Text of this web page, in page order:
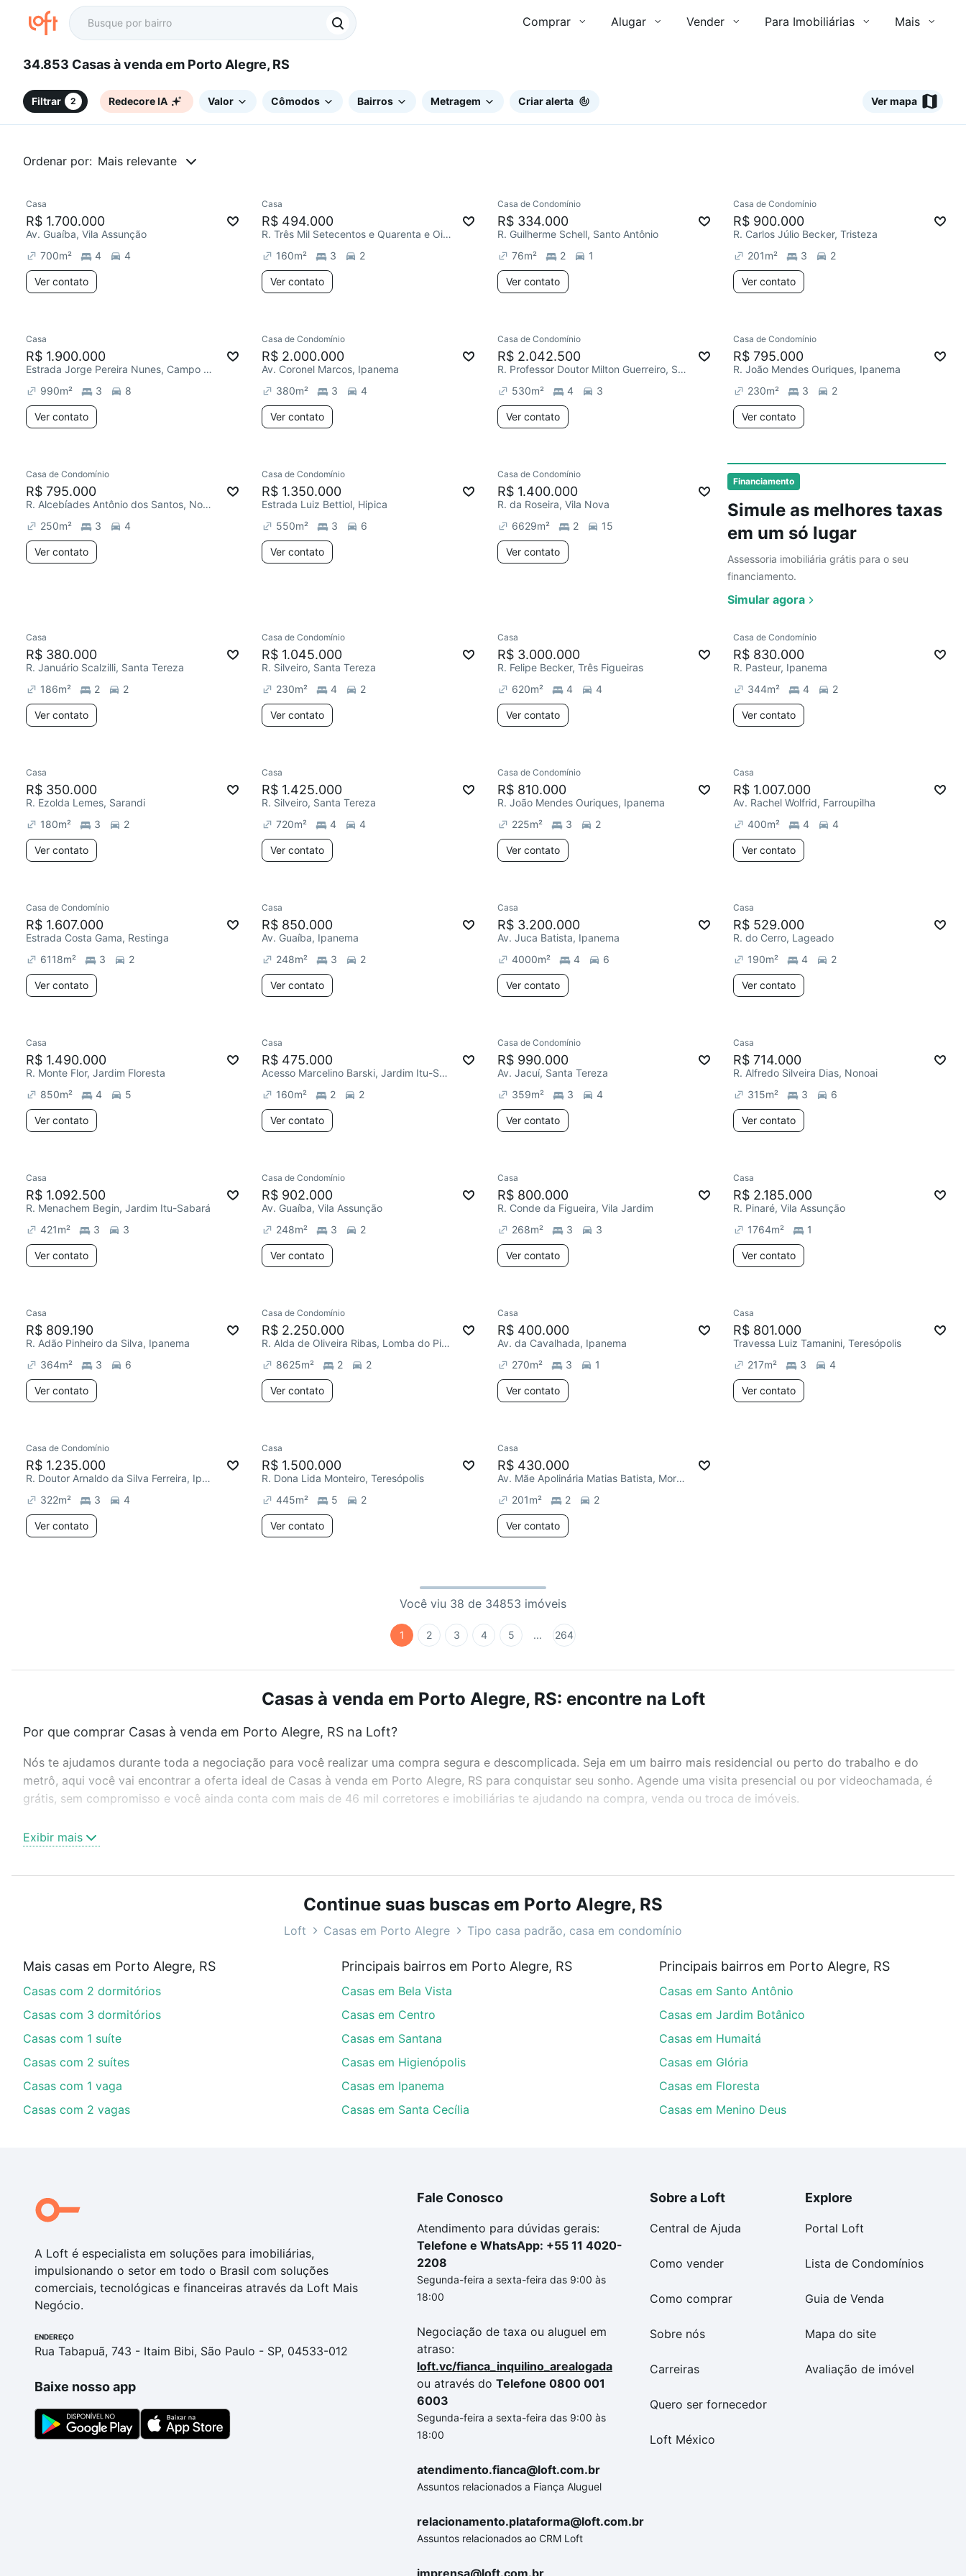
Comprar Alugar Vender Para Imobiliárias Mais
34.853 Casas à venda em Porto Alegre, RS
Filtrar 2 Redecore IA Valor Cômodos Bairros Metragem Criar alerta Ver mapa
Ordenar por: Mais relevante
Financiamento
Simule as melhores taxas
em um só lugar
Assessoria imobiliária grátis para o seu
financiamento.
Simular agora
Chegou este mês
Casa
R$ 1.700.000
Av. Guaíba, Vila Assunção
700m² 4 4
Ver contato
Casa
R$ 494.000
R. Três Mil Setecentos e Quarenta e Oito, Agronomia
160m² 3 2
Ver contato
Redecorar
Casa de Condomínio
R$ 334.000
R. Guilherme Schell, Santo Antônio
76m² 2 1
Ver contato
Redecorar
Casa de Condomínio
R$ 900.000
R. Carlos Júlio Becker, Tristeza
201m² 3 2
Ver contato
Casa
R$ 1.900.000
Estrada Jorge Pereira Nunes, Campo Novo
990m² 3 8
Ver contato
Redecorar
Casa de Condomínio
R$ 2.000.000
Av. Coronel Marcos, Ipanema
380m² 3 4
Ver contato
Redecorar
Casa de Condomínio
R$ 2.042.500
R. Professor Doutor Milton Guerreiro, Santa Tereza
530m² 4 3
Ver contato
Redecorar
Casa de Condomínio
R$ 795.000
R. João Mendes Ouriques, Ipanema
230m² 3 2
Ver contato
Redecorar
Ver
Casa de Condomínio
R$ 795.000
R. Alcebíades Antônio dos Santos, Nonoai
250m² 3 4
Ver contato
Casa de Condomínio
R$ 1.350.000
Estrada Luiz Bettiol, Hipica
550m² 3 6
Ver contato
Casa de Condomínio
R$ 1.400.000
R. da Roseira, Vila Nova
6629m² 2 15
Ver contato
Casa
R$ 380.000
R. Januário Scalzilli, Santa Tereza
186m² 2 2
Ver contato
Casa de Condomínio
R$ 1.045.000
R. Silveiro, Santa Tereza
230m² 4 2
Ver contato
Casa
R$ 3.000.000
R. Felipe Becker, Três Figueiras
620m² 4 4
Ver contato
Casa de Condomínio
R$ 830.000
R. Pasteur, Ipanema
344m² 4 2
Ver contato
Casa
R$ 350.000
R. Ezolda Lemes, Sarandi
180m² 3 2
Ver contato
Casa
R$ 1.425.000
R. Silveiro, Santa Tereza
720m² 4 4
Ver contato
Casa de Condomínio
R$ 810.000
R. João Mendes Ouriques, Ipanema
225m² 3 2
Ver contato
Casa
R$ 1.007.000
Av. Rachel Wolfrid, Farroupilha
400m² 4 4
Ver contato
Casa de Condomínio
R$ 1.607.000
Estrada Costa Gama, Restinga
6118m² 3 2
Ver contato
Casa
R$ 850.000
Av. Guaíba, Ipanema
248m² 3 2
Ver contato
Casa
R$ 3.200.000
Av. Juca Batista, Ipanema
4000m² 4 6
Ver contato
Casa
R$ 529.000
R. do Cerro, Lageado
190m² 4 2
Ver contato
Casa
R$ 1.490.000
R. Monte Flor, Jardim Floresta
850m² 4 5
Ver contato
Casa
R$ 475.000
Acesso Marcelino Barski, Jardim Itu-Sabará
160m² 2 2
Ver contato
Casa de Condomínio
R$ 990.000
Av. Jacuí, Santa Tereza
359m² 3 4
Ver contato
Casa
R$ 714.000
R. Alfredo Silveira Dias, Nonoai
315m² 3 6
Ver contato
Casa
R$ 1.092.500
R. Menachem Begin, Jardim Itu-Sabará
421m² 3 3
Ver contato
Casa de Condomínio
R$ 902.000
Av. Guaíba, Vila Assunção
248m² 3 2
Ver contato
Casa
R$ 800.000
R. Conde da Figueira, Vila Jardim
268m² 3 3
Ver contato
Casa
R$ 2.185.000
R. Pinaré, Vila Assunção
1764m² 1
Ver contato
Casa
R$ 809.190
R. Adão Pinheiro da Silva, Ipanema
364m² 3 6
Ver contato
Casa de Condomínio
R$ 2.250.000
R. Alda de Oliveira Ribas, Lomba do Pinheiro
8625m² 2 2
Ver contato
Casa
R$ 400.000
Av. da Cavalhada, Ipanema
270m² 3 1
Ver contato
Casa
R$ 801.000
Travessa Luiz Tamanini, Teresópolis
217m² 3 4
Ver contato
Casa de Condomínio
R$ 1.235.000
R. Doutor Arnaldo da Silva Ferreira, Ipanema
322m² 3 4
Ver contato
Casa
R$ 1.500.000
R. Dona Lida Monteiro, Teresópolis
445m² 5 2
Ver contato
Casa
R$ 430.000
Av. Mãe Apolinária Matias Batista, Morro Santana
201m² 2 2
Ver contato
Você viu 38 de 34853 imóveis
1 2 3 4 5 ... 264
Casas à venda em Porto Alegre, RS: encontre na Loft
Por que comprar Casas à venda em Porto Alegre, RS na Loft?
Nós te ajudamos durante toda a negociação para você realizar uma compra segura e descomplicada. Seja em um bairro mais residencial ou perto do trabalho e do
metrô, aqui você vai encontrar a oferta ideal de Casas à venda em Porto Alegre, RS para conquistar seu sonho. Agende uma visita presencial ou por videochamada, é
grátis, sem compromisso e você ainda conta com mais de 46 mil corretores e imobiliárias te ajudando na compra, venda ou troca de imóveis.
ou sem vaga de garagem para combinar perfeitamente com o preço, metragem e comodidades, como piscina, academia, salão de festas ou área verde e encontrar
Casas à venda em Porto Alegre, RS ideal para você na Loft.
Qual o preço de Casas à venda em Porto Alegre, RS?
parcelas podem se adequar ao seu orçamento. Se ainda tem alguma dúvida dos custos envolvidos no processo de compra, veja em nosso portal quanto custa comprar
um apartamento e conte com a gente para comprar o imóvel dos seus sonhos com segurança e conforto. Loft, com você até as chaves.
Exibir mais
Continue suas buscas em Porto Alegre, RS
Loft Casas em Porto Alegre Tipo casa padrão, casa em condomínio
Mais casas em Porto Alegre, RS
Casas com 2 dormitórios
Casas com 3 dormitórios
Casas com 1 suíte
Casas com 2 suítes
Casas com 1 vaga
Casas com 2 vagas
Principais bairros em Porto Alegre, RS
Casas em Bela Vista
Casas em Centro
Casas em Santana
Casas em Higienópolis
Casas em Ipanema
Casas em Santa Cecília
Principais bairros em Porto Alegre, RS
Casas em Santo Antônio
Casas em Jardim Botânico
Casas em Humaitá
Casas em Glória
Casas em Floresta
Casas em Menino Deus
A Loft é especialista em soluções para imobiliárias,
impulsionando o setor em todo o Brasil com soluções
comerciais, tecnológicas e financeiras através da Loft Mais
Negócio.
ENDEREÇO
Rua Tabapuã, 743 - Itaim Bibi, São Paulo - SP, 04533-012
Baixe nosso app
Fale Conosco
Atendimento para dúvidas gerais:
Telefone e WhatsApp: +55 11 4020-
2208
Segunda-feira a sexta-feira das 9:00 às
18:00
Negociação de taxa ou aluguel em
atraso:
loft.vc/fianca_inquilino_arealogada
ou através do Telefone 0800 001
6003
Segunda-feira a sexta-feira das 9:00 às
18:00
atendimento.fianca@loft.com.br
Assuntos relacionados a Fiança Aluguel
relacionamento.plataforma@loft.com.br
Assuntos relacionados ao CRM Loft
imprensa@loft.com.br
Sobre a Loft
Central de Ajuda
Como vender
Como comprar
Sobre nós
Carreiras
Quero ser fornecedor
Loft México
Explore
Portal Loft
Lista de Condomínios
Guia de Venda
Mapa do site
Avaliação de imóvel